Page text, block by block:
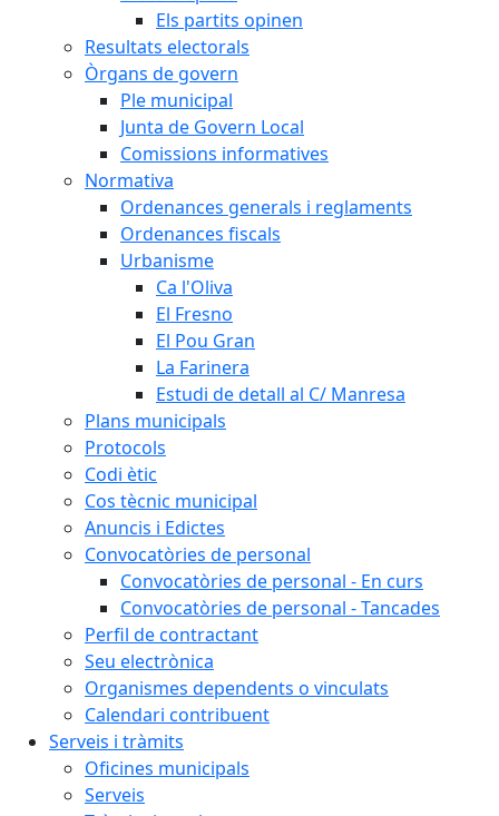
Els partits opinen
Resultats electorals
Òrgans de govern
Ple municipal
Junta de Govern Local
Comissions informatives
Normativa
Ordenances generals i reglaments
Ordenances fiscals
Urbanisme
Ca l'Oliva
El Fresno
El Pou Gran
La Farinera
Estudi de detall al C/ Manresa
Plans municipals
Protocols
Codi ètic
Cos tècnic municipal
Anuncis i Edictes
Convocatòries de personal
Convocatòries de personal - En curs
Convocatòries de personal - Tancades
Perfil de contractant
Seu electrònica
Organismes dependents o vinculats
Calendari contribuent
Serveis i tràmits
Oficines municipals
Serveis